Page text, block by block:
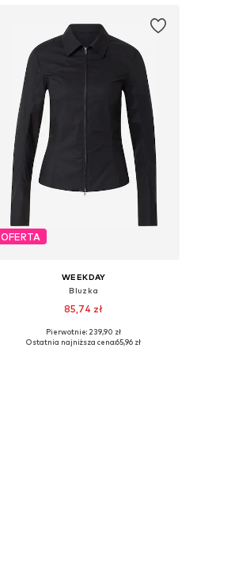
OFERTA
WEEKDAY
Bluzka
85,74 zł
Dostępne rozmiary: XS
Pierwotnie: 239,90 zł
Ostatnia najniższa cena:65,96 zł